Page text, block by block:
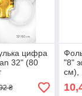
цифра
32" (80
₴
"8"
см),